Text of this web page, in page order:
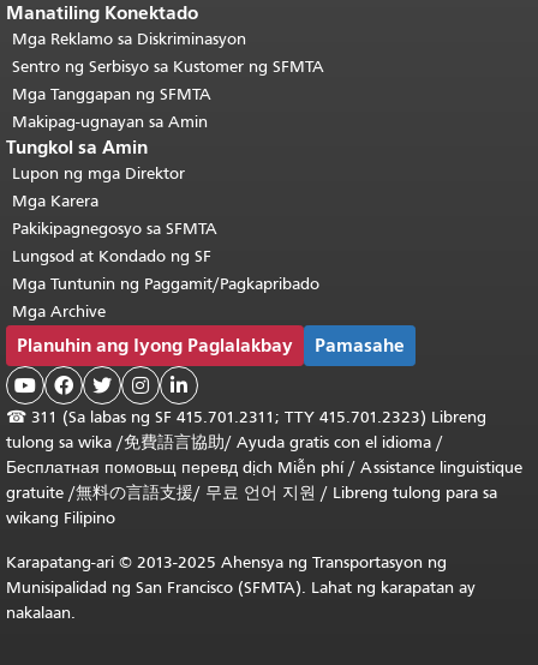
Manatiling Konektado
Mga Reklamo sa Diskriminasyon
Sentro ng Serbisyo sa Kustomer ng SFMTA
Mga Tanggapan ng SFMTA
Makipag-ugnayan sa Amin
Tungkol sa Amin
Lupon ng mga Direktor
Mga Karera
Pakikipagnegosyo sa SFMTA
Lungsod at Kondado ng SF
Mga Tuntunin ng Paggamit/Pagkapribado
Mga Archive
Planuhin ang Iyong Paglalakbay Pamasahe
    
☎ 311 (Sa labas ng SF 415.701.2311; TTY 415.701.2323) Libreng
tulong sa wika /免費語言協助/ Ayuda gratis con el idioma /
Бесплатная помовьщ перевд dịch Miễn phí/ Assistance linguistique
gratuite /無料の言語支援/ 무료 언어 지원 / Libreng tulong para sa
wikang Filipino
Karapatang-ari © 2013-2025 Ahensya ng Transportasyon ng
Munisipalidad ng San Francisco (SFMTA). Lahat ng karapatan ay
nakalaan.